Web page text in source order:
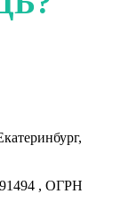
, ОГРН